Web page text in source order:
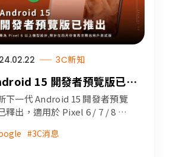
3C新知
15 開發者預覽版已推
為 Pixel 6 以上機型設計
下一代 Android 15 開發者預覽
釋出，適用於 Pixel 6 / 7 / 8 系
，更多詳細內容米可報報快
#3C消息